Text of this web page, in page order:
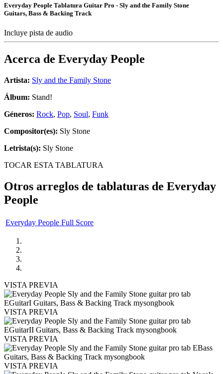
Everyday People Tablatura Guitar Pro - Sly and the Family Stone
Guitars, Bass & Backing Track
Incluye pista de audio
Acerca de Everyday People
Artista: Sly and the Family Stone
Álbum: Stand!
Géneros: Rock, Pop, Soul, Funk
Compositor(es): Sly Stone
Letrista(s): Sly Stone
TOCAR ESTA TABLATURA
Otros arreglos de tablaturas de Everyday
People
Everyday People Full Score
VISTA PREVIA
VISTA PREVIA
VISTA PREVIA
VISTA PREVIA